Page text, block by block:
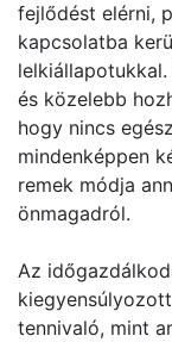
fejlődést elérni,
kapcsolatba
és közelebb
hogy nincs
mindenképpen
remek módja
önmagadról.
Az
tennivaló, mint